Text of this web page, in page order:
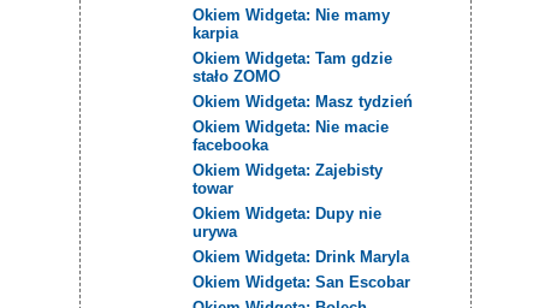
Okiem Widgeta: Nie mamy
karpia
Okiem Widgeta: Tam gdzie
stało ZOMO
Okiem Widgeta: Masz tydzień
Okiem Widgeta: Nie macie
facebooka
Okiem Widgeta: Zajebisty
towar
Okiem Widgeta: Dupy nie
urywa
Okiem Widgeta: Drink Maryla
Okiem Widgeta: San Escobar